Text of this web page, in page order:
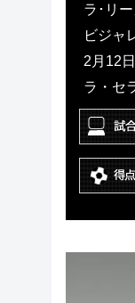
ラ･リ
ビジャ
2月12
ラ・セ